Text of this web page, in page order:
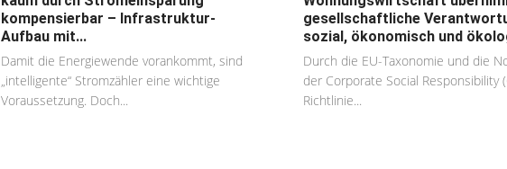
kompensierbar – Infrastruktur-
Aufbau mit...
Damit die Energiewende vorankommt, sind
„intelligente“ Stromzähler eine wichtige
Voraussetzung. Doch...
gesellschaftliche
sozial, ökonomisch und
Durch die EU-Taxonomie und die
der Corporate Social Responsibility
Richtlinie...